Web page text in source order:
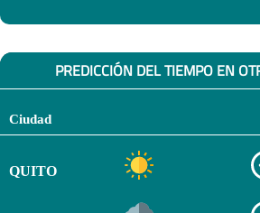
PREDICCIÓN DEL TIEMPO EN
Ciudad
QUITO